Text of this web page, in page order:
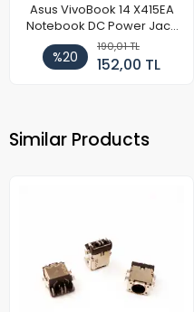
Asus VivoBook 14 X415EA
Notebook DC Power Jack
Soketi
%20
190,01 TL
152,00 TL
Similar Products